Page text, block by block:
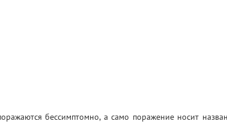
бессимптомно, а само поражение носит